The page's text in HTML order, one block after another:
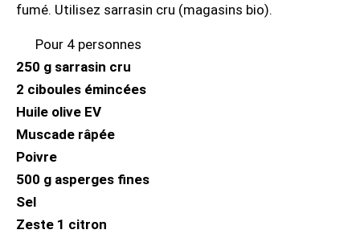
fumé. Utilisez sarrasin cru (magasins bio).
Pour 4 personnes
250 g sarrasin cru
2 ciboules émincées
Huile olive EV
Muscade râpée
Poivre
500 g asperges fines
Sel
Zeste 1 citron